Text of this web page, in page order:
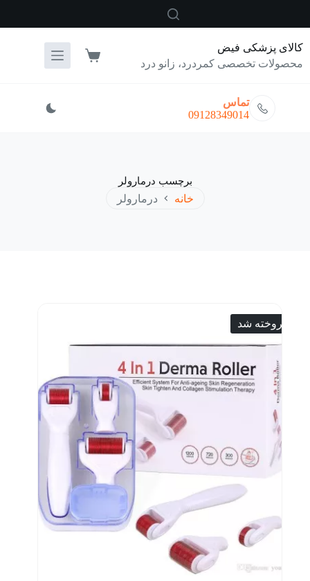
کالای پزشکی فیض
محصولات تخصصی کمردرد، زانو درد
سبد
تماس
09128349014
برچسب درمارولر
خانه
درمارولر
فروخته شد